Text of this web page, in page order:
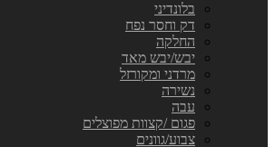
בלונדיני
דק וחסר נפח
החלקה
יבש/יבש מאד
מרדני ומקורזל
נשירה
עבה
פגום /קצוות מפוצלים
צבוע/גוונים